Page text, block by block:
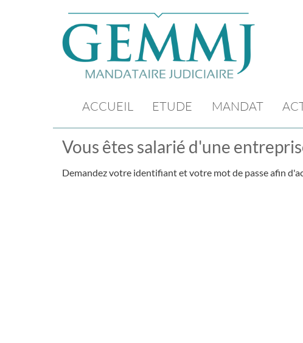
ACCUEIL ETUDE MANDAT
Vous êtes salarié d'une
Demandez votre identifiant et votre mot de passe afin